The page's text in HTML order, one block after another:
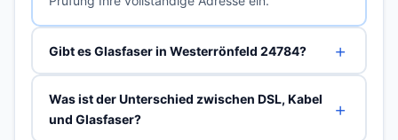
Gibt es Glasfaser in Westerrönfeld 24784?
Was ist der Unterschied zwischen DSL, Kabel
und Glasfaser?